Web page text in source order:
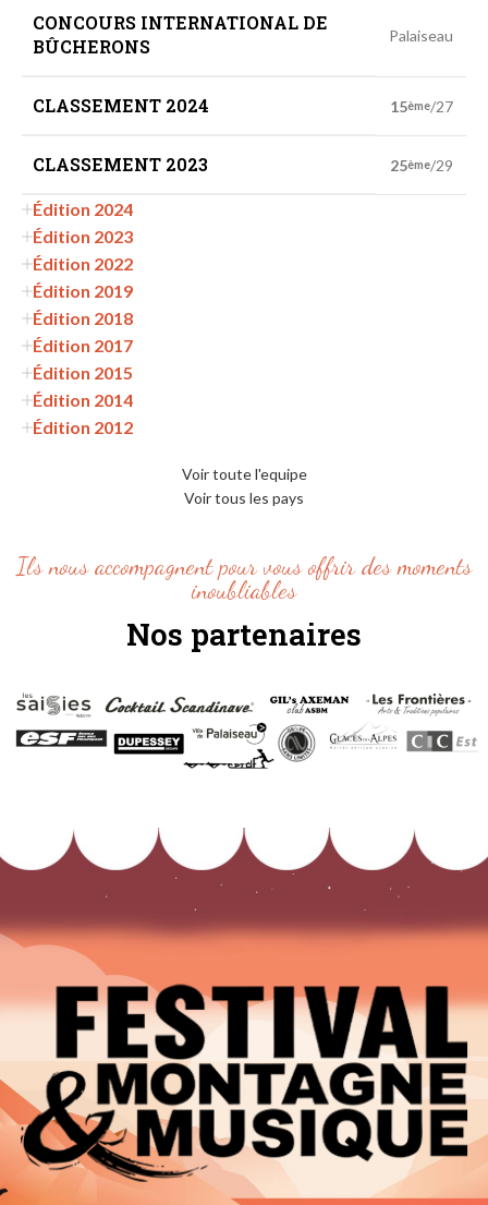
CONCOURS INTERNATIONAL DE
BÛCHERONS
Palaiseau
CLASSEMENT 2024 15ème/27
CLASSEMENT 2023 25ème/29
Édition 2024
Édition 2023
Édition 2022
Édition 2019
Édition 2018
Édition 2017
Édition 2015
Édition 2014
Édition 2012
Voir toute l'equipe
Voir tous les pays
Ils nous accompagnent pour vous offrir des moments
inoubliables
Nos partenaires